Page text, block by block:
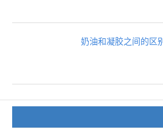
奶油和凝胶之间的区